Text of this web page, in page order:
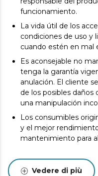
funcionamiento.
La vida útil de los
condiciones de uso y
cuando estén en mal
Es aconsejable no
tenga la garantía
anulación. El cliente
de los posibles daños
una manipulación
Los consumibles
y el mejor
mantenimiento para
Vedere di più